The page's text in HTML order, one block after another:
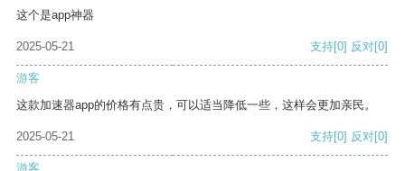
这个是app神器
2025-05-21 支持[0] 反对[0]
游客
这款加速器app的价格有点贵，可以适当降低一些，这样会更加亲民。
2025-05-21 支持[0] 反对[0]
游客